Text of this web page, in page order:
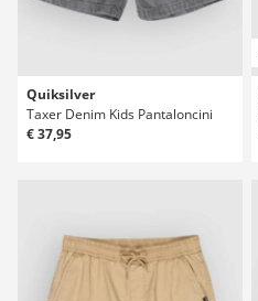
Quiksilver
Taxer Denim Kids Pantaloncini
€ 37,95